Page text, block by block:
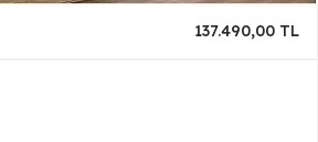
137.490,00 TL